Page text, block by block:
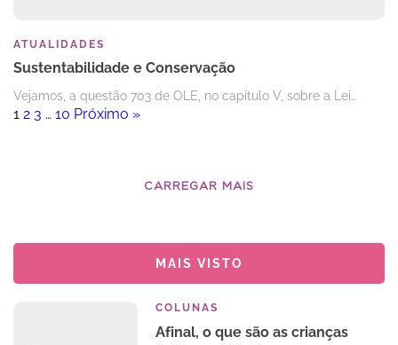
ATUALIDADES
Sustentabilidade e Conservação
Vejamos, a questão 703 de OLE, no capítulo V, sobre a Lei…
1 2 3 … 10 Próximo »
CARREGAR MAIS
MAIS VISTO
COLUNAS
Afinal, o que são as crianças